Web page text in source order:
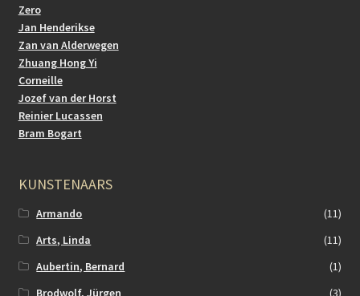
Zero
Jan Henderikse
Zan van Alderwegen
Zhuang Hong Yi
Corneille
Jozef van der Horst
Reinier Lucassen
Bram Bogart
KUNSTENAARS
Armando
(11)
Arts, Linda
(11)
Aubertin, Bernard
(1)
Brodwolf, Jürgen
(3)